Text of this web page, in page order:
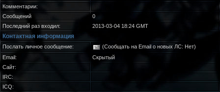
Комментарии:
Сообщений
0
Последний раз входил:
2013-03-04 18:24 GMT
Контактная информация
Послать личное сообщение:
(Сообщать на Email о новых ЛС: Нет)
Email:
Скрытый
Сайт:
IRC:
ICQ: